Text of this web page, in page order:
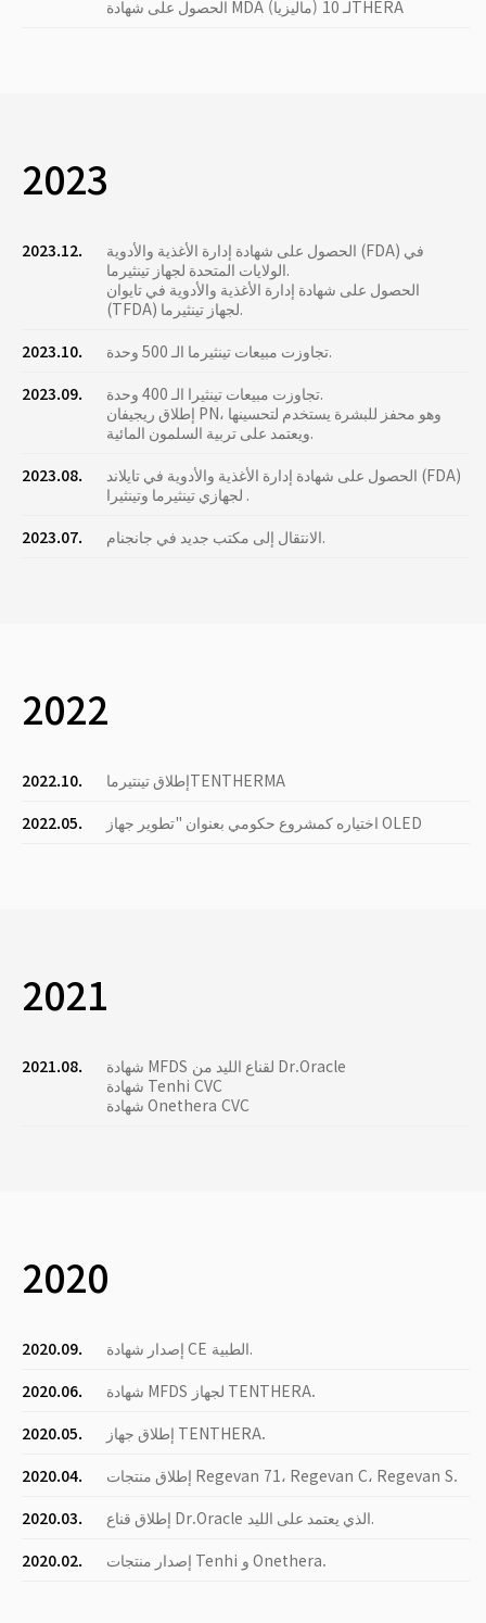
الحصول على شهادة MDA (ماليزيا) لـ 10THERA
2023
2023.12.
الحصول على شهادة إدارة الأغذية والأدوية (FDA) في
الولايات المتحدة لجهاز تينثيرما.
الحصول على شهادة إدارة الأغذية والأدوية في تايوان
(TFDA) لجهاز تينثيرما.
2023.10.
تجاوزت مبيعات تينثيرما الـ 500 وحدة.
2023.09.
تجاوزت مبيعات تينثيرا الـ 400 وحدة.
إطلاق ريجيفان PN، وهو محفز للبشرة يستخدم لتحسينها
ويعتمد على تربية السلمون المائية.
2023.08.
الحصول على شهادة إدارة الأغذية والأدوية في تايلاند (FDA)
لجهازي تينثيرما وتينثيرا .
2023.07.
الانتقال إلى مكتب جديد في جانجنام.
2022
2022.10.
إطلاق تينتيرماTENTHERMA
2022.05.
اختياره كمشروع حكومي بعنوان "تطوير جهاز OLED
2021
2021.08.
شهادة MFDS لقناع الليد من Dr.Oracle
شهادة Tenhi CVC
شهادة Onethera CVC
2020
2020.09.
إصدار شهادة CE الطبية.
2020.06.
شهادة MFDS لجهاز TENTHERA.
2020.05.
إطلاق جهاز TENTHERA.
2020.04.
إطلاق منتجات Regevan 71، Regevan C، Regevan S.
2020.03.
إطلاق قناع Dr.Oracle الذي يعتمد على الليد.
2020.02.
إصدار منتجات Tenhi و Onethera.